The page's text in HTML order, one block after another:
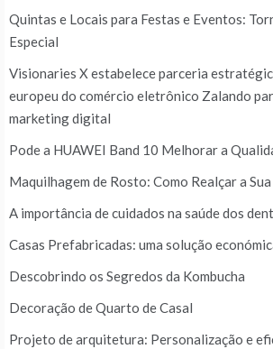
Quintas e Locais para Festas e Eventos:
Especial
Visionaries X estabelece parceria
europeu do comércio eletrônico Zalando
marketing digital
Pode a HUAWEI Band 10 Melhorar a
Maquilhagem de Rosto: Como Realçar a
A importância de cuidados na saúde dos
Casas Prefabricadas: uma solução
Descobrindo os Segredos da Kombucha
Decoração de Quarto de Casal
Projeto de arquitetura: Personalização e